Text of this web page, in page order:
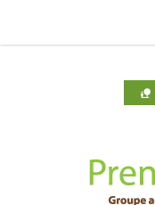
nature_people